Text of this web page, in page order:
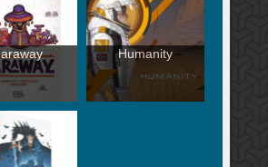
Humanity